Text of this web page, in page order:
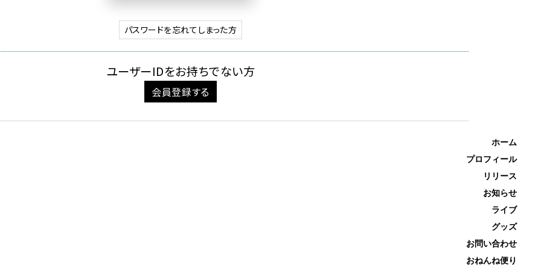
ホーム
プロフィール
リリース
お知らせ
ライブ
グッズ
お問い合わせ
おねんね便り
パスワードを忘れてしまった方
ユーザーIDをお持ちでない方
会員登録する